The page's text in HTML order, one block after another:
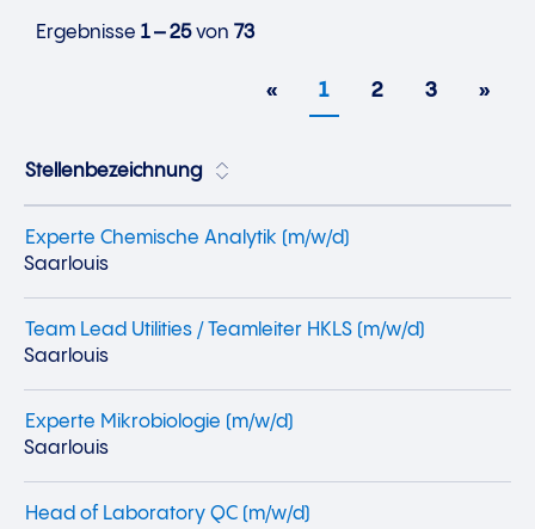
Ergebnisse 1 – 25von 73
« 1 2 3 »
Stellenbezeichnung
Experte Chemische Analytik (m/w/d)
Saarlouis
Team Lead Utilities / Teamleiter HKLS (m/w/d)
Saarlouis
Experte Mikrobiologie (m/w/d)
Saarlouis
Head of Laboratory QC (m/w/d)